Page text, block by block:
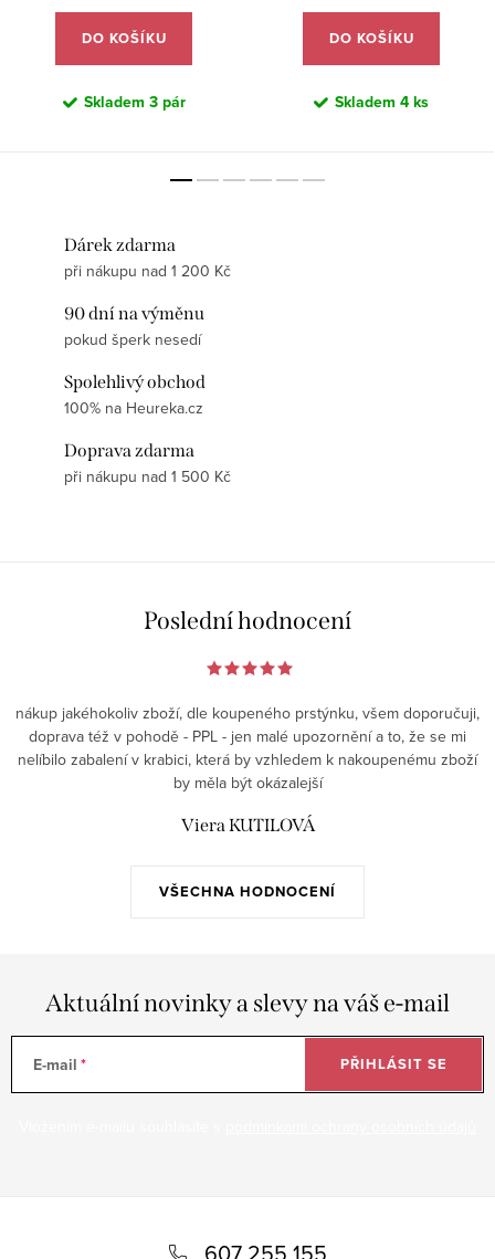
DO KOŠÍKU
Skladem 3 pár
DO KOŠÍKU
Skladem 4 ks
Dárek zdarma
při nákupu nad 1 200 Kč
90 dní na výměnu
pokud šperk nesedí
Spolehlivý obchod
100% na Heureka.cz
Doprava zdarma
při nákupu nad 1 500 Kč
Poslední hodnocení
VŠECHNA HODNOCENÍ
nákup jakéhokoliv zboží, dle koupeného prstýnku, všem doporučuji,
doprava též v pohodě - PPL - jen malé upozornění a to, že se mi
nelíbilo zabalení v krabici, která by vzhledem k nakoupenému zboží
by měla být okázalejší
Viera KUTILOVÁ
Aktuální novinky a slevy na váš e-mail
E-mail PŘIHLÁSIT SE